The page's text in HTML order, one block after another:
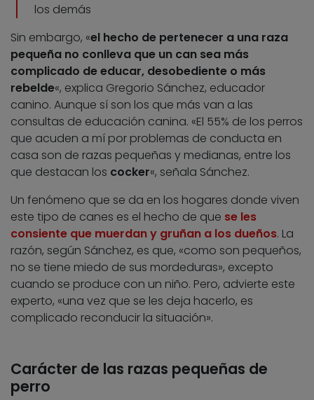
los demás
Sin embargo, «el hecho de pertenecer a una raza
pequeña no conlleva que un can sea más
complicado de educar, desobediente o más
rebelde«, explica Gregorio Sánchez, educador
canino. Aunque sí son los que más van a las
consultas de educación canina. «El 55% de los perros
que acuden a mí por problemas de conducta en
casa son de razas pequeñas y medianas, entre los
que destacan los cocker«, señala Sánchez.
Un fenómeno que se da en los hogares donde viven
este tipo de canes es el hecho de que se les
consiente que muerdan y gruñan a los dueños. La
razón, según Sánchez, es que, «como son pequeños,
no se tiene miedo de sus mordeduras», excepto
cuando se produce con un niño. Pero, advierte este
experto, «una vez que se les deja hacerlo, es
complicado reconducir la situación».
Carácter de las razas pequeñas de
perro